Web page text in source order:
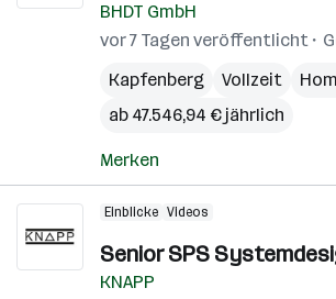
BHDT GmbH
vor 7 Tagen veröffentlicht
Kapfenberg
Vollzeit
ab 47.546,94 € jährlich
Merken
Einblicke Videos
Senior SPS
KNAPP